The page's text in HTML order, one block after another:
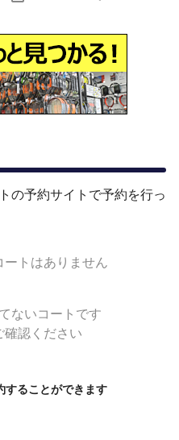
の予約サイトで予約を行っ
トはありません
ないコートです
確認ください
することができます